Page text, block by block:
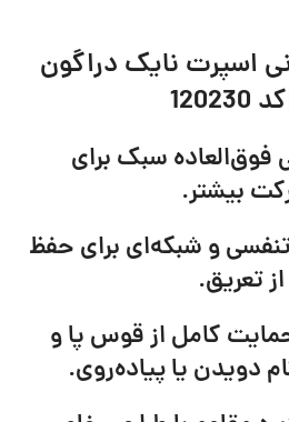
اسپرت نایک دراگون
فوق‌العاده سبک برای
بیشتر.
و شبکه‌ای برای حفظ
تعریق.
کامل از قوس پا و
دویدن یا پیاده‌روی.